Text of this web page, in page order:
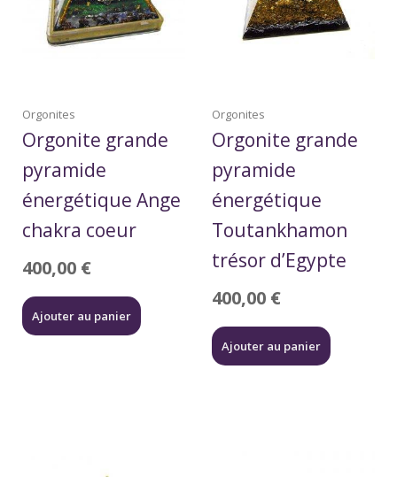
Orgonites
Orgonite grande
pyramide
énergétique Ange
chakra coeur
400,00 €
Ajouter au panier
Orgonites
Orgonite grande
pyramide
énergétique
Toutankhamon
trésor d’Egypte
400,00 €
Ajouter au panier